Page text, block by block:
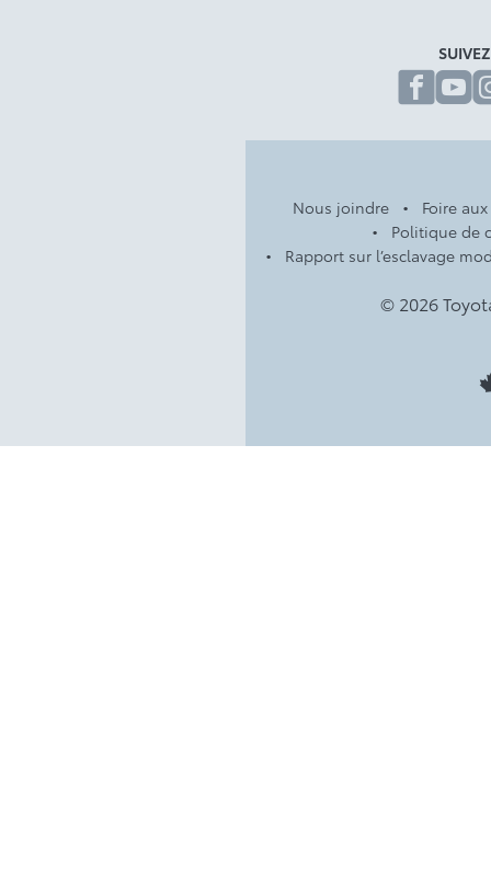
Nous joindre
Foire
Politique de
Rapport sur l’esclavage
© 2026